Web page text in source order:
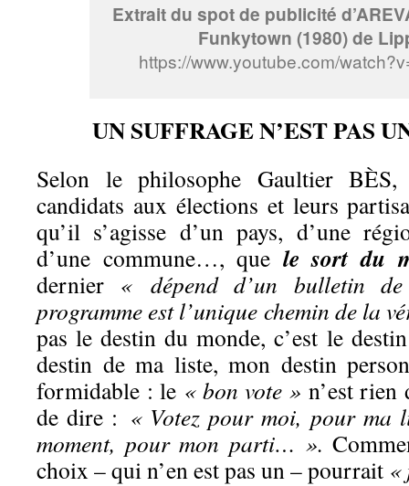
Extrait du spot de publicité
Funkytown (1980) de
https://www.youtube.com/
UN SUFFRAGE N’EST PAS
Selon le philosophe Gaultier BÈS,
candidats aux élections et leurs
qu’il s’agisse d’un pays, d’une
d’une commune…, que le sort du
dernier « dépend d’un bulletin
programme est l’unique chemin de la
pas le destin du monde, c’est le
destin de ma liste, mon destin
formidable : le « bon vote » n’est rien
de dire : « Votez pour moi, pour ma
moment, pour mon parti… ».
choix – qui n’en est pas un – pourrait «